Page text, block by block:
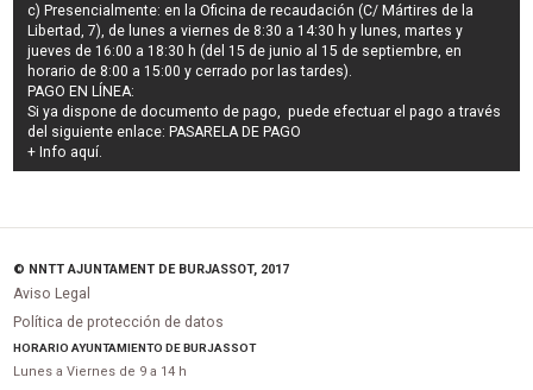
c) Presencialmente: en la Oficina de recaudación (C/ Mártires de la
Libertad, 7), de lunes a viernes de 8:30 a 14:30 h y lunes, martes y
jueves de 16:00 a 18:30 h (del 15 de junio al 15 de septiembre, en
horario de 8:00 a 15:00 y cerrado por las tardes).
PAGO EN LÍNEA:
Si ya dispone de documento de pago, puede efectuar el pago a través
del siguiente enlace:PASARELA DE PAGO
+ Info aquí
© NNTT AJUNTAMENT DE BURJASSOT, 2017
Aviso Legal
Política de protección de datos
HORARIO AYUNTAMIENTO DE BURJASSOT
Lunes a Viernes de 9 a 14 h